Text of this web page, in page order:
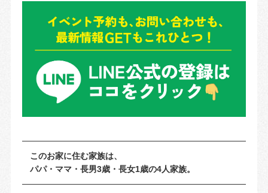
このお家に住む家族は、
パパ・ママ・長男3歳・長女1歳の4人家族。